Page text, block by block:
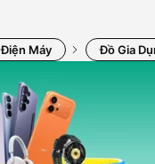
Điện Máy Đồ Gia